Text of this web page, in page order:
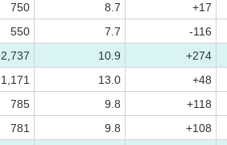
750 8.7 +17
550 7.7 -116
2,737 10.9 +274
1,171 13.0 +48
785 9.8 +118
781 9.8 +108